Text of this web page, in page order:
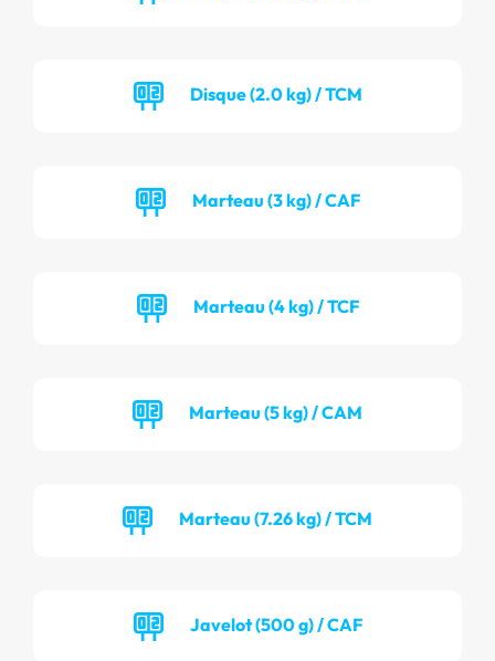
Disque (2.0 kg) / TCM
Marteau (3 kg) / CAF
Marteau (4 kg) / TCF
Marteau (5 kg) / CAM
Marteau (7.26 kg) / TCM
Javelot (500 g) / CAF